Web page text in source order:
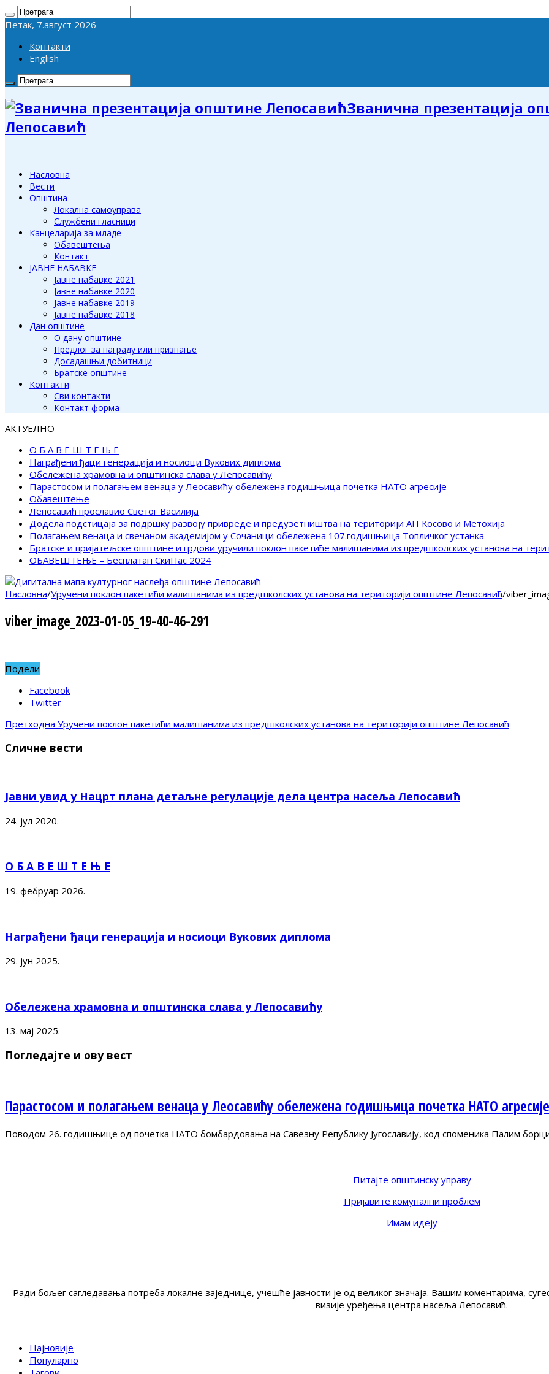
Петак, 7.август 2026
Контакти
English
Званична презентација
Лепосавић
Насловна
Вести
Општина
Локална самоуправа
Службени гласници
Канцеларија за младе
Обавештења
Контакт
ЈАВНЕ НАБАВКЕ
Јавне набавке 2021
Јавне набавке 2020
Јавне набавке 2019
Јавне набавке 2018
Дан општине
О дану општине
Предлог за награду или признање
Досадашњи добитници
Братске општине
Контакти
Сви контакти
Контакт форма
АКТУЕЛНО
О Б А В Е Ш Т Е Њ Е
Награђени ђаци генерација и носиоци Вукових диплома
Обележена храмовна и општинска слава у Лепосавићу
Парастосом и полагањем венаца у Леосавићу обележена годишњица почетка НАТО агресије
Обавештење
Лепосавић прославио Светог Василија
Додела подстицаја за подршку развоју привреде и предузетништва на територији АП Косово и Метохија
Полагањем венаца и свечаном академијом у Сочаници обележена 107.годишњица Топличког устанка
Братске и пријатељске општине и грдови уручили поклон пакетиће малишанима из предшколских установа на
ОБАВЕШТЕЊЕ – Бесплатан СкиПас 2024
Насловна/Уручени поклон пакетићи малишанима из предшколских установа на територији општине Лепосавић/
viber_image_2023-01-05_19-40-46-291
Подели
Facebook
Twitter
Претходна Уручени поклон пакетићи малишанима из предшколских установа на територији општине Лепосавић
Сличне вести
Јавни увид у Нацрт плана детаљне регулације дела центра насеља Лепосавић
24. јул 2020.
О Б А В Е Ш Т Е Њ Е
19. фебруар 2026.
Награђени ђаци генерација и носиоци Вукових диплома
29. јун 2025.
Обележена храмовна и општинска слава у Лепосавићу
13. мај 2025.
Погледајте и ову вест
Парастосом и полагањем венаца у Леосавићу обележена годишњица почетка НАТО агресије
Поводом 26. годишњице од почетка НАТО бомбардовања на Савезну Републику Југославију, код споменика Палим
Питајте општинску управу
Пријавите комунални проблем
Имам идеју
Ради бољег сагледавања потреба локалне заједнице, учешће јавности је од великог значаја. Вашим коментарима,
визије уређења центра насеља Лепосавић.
Најновије
Популарно